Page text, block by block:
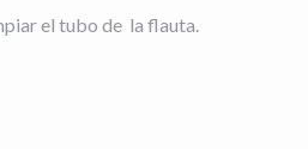
el tubo de la flauta.